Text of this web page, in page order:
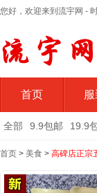
您好，欢迎来到流宇网 -
首页
全部 9.9包邮 19.9
首页 > 美食 > 高碑店正宗